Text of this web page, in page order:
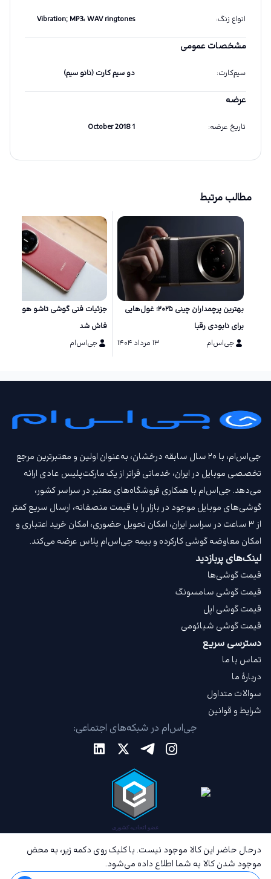
انواع زنگ: Vibration; MP3، WAV ringtones
مشخصات عمومی
سیم‌کارت: دو سیم کارت (نانو سیم)
عرضه
تاریخ عرضه:
1 October 2018
مطالب مرتبط
بهترین پرچمداران چینی ۲۰۲۵؛ غول‌هایی
برای نابودی رقبا
جی‌اس‌ام
۱۳ مرداد ۱۴۰۴
فاش شد
جی‌اس‌ام
درحال حاضر این کالا موجود نیست. با کلیک روی دکمه زیر، به محض
موجود شدن کالا به شما اطلاع داده می‌شود.
جی‌اس‌ام، با ۲۰ سال سابقه درخشان، به‌عنوان اولین و معتبرترین مرجع
تخصصی موبایل در ایران، خدماتی فراتر از یک مارکت‌پلیس عادی ارائه
می‌دهد. جی‌اس‌ام با همکاری فروشگاه‌های معتبر در سراسر کشور،
گوشی‌های موبایل موجود در بازار را با قیمت‌ منصفانه، ارسال سریع کمتر
از ۳ ساعت در سراسر ایران، امکان تحویل حضوری، امکان خرید اعتباری و
امکان معاوضه گوشی کارکرده و بیمه جی‌اس‌ام‌ پلاس عرضه می‌کند.
لینک‌های پربازدید
قیمت گوشی‌ها
قیمت گوشی سامسونگ
قیمت گوشی اپل
قیمت گوشی شیائومی
دسترسی سریع
تماس با ما
دربارهٔ ما
سوالات متداول
شرایط و قوانین
جی‌اس‌ام در شبکه‌های اجتماعی: